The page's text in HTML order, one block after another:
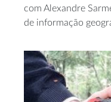
com Alexandre
de informação